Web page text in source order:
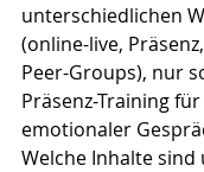
unterschiedlichen
(online-live,
Peer-Groups), nur
Präsenz-Training
emotionaler
Welche Inhalte sind